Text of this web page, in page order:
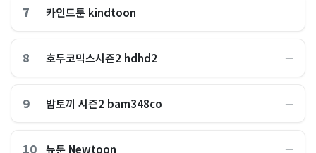
7 카인드툰 kindtoon ―
8 호두코믹스시즌2 hdhd2 ―
9 밤토끼 시즌2 bam348co ―
10 뉴툰 Newtoon ―